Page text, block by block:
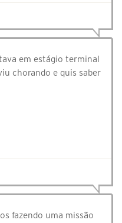
em estágio terminal
chorando e quis saber
fazendo uma missão